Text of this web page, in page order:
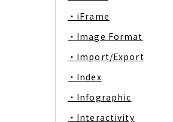
・iFrame
・Image Format
・Import/Export
・Index
・Infographic
・Interactivity